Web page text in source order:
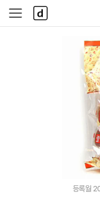
사
이
다
나
와
등록월